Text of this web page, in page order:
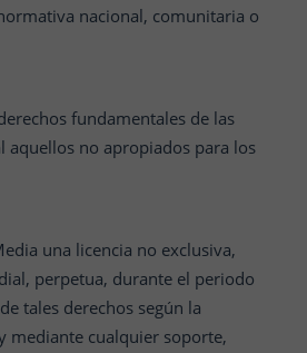
nacional, comunitaria o
fundamentales de las
aquellos no apropiados para los
una licencia no exclusiva,
perpetua, durante el periodo
tales derechos según la
mediante cualquier soporte,